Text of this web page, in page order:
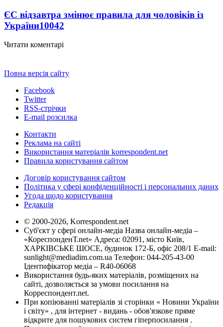
ЄС відзавтра змінює правила для чоловіків із
України10042
Читати коментарі
Повна версія сайту
Facebook
Twitter
RSS-стрічки
E-mail розсилка
Контакти
Реклама на сайті
Використання матеріалів korrespondent.net
Правила користування сайтом
Договір користування сайтом
Політика у сфері конфіденційності і персональних даних
Угода щодо користування
Редакція
© 2000-2026, Korrespondent.net
Суб'єкт у сфері онлайн-медіа Назва онлайн-медіа –
«КореспонденТ.net» Адреса: 02091, місто Київ,
ХАРКІВСЬКЕ ШОСЕ, будинок 172-Б, офіс 208/1 E-mail:
sunlight@mediadim.com.ua Телефон: 044-205-43-00
Ідентифікатор медіа – R40-06068
Використання будь-яких матеріалів, розміщених на
сайті, дозволяється за умови посилання на
Корреспондент.net.
При копіюванні матеріалів зі сторінки « Новини України
і світу» , для інтернет - видань - обов'язкове пряме
відкрите для пошукових систем гіперпосилання .